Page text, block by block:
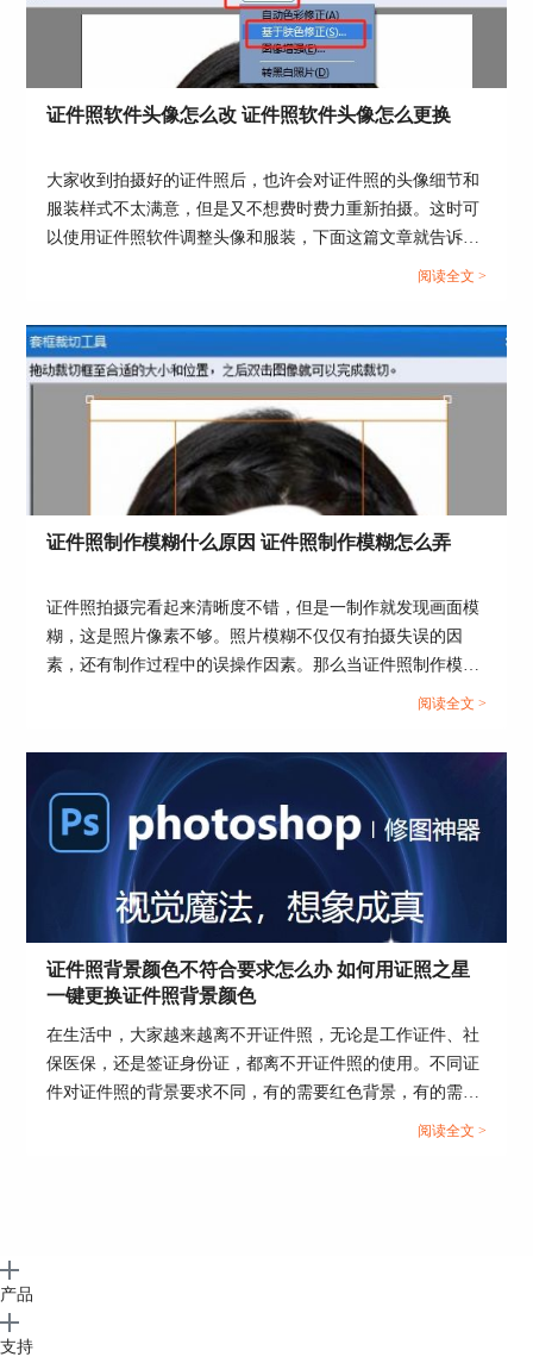
2、选择人像功能，注意不要使用自定义换肤（使
用后APP会自动使用其他美颜效果，有可能会导致
人像失真达不到证件照要求）选择肤色，适当调整
美肤程度。
证件照软件头像怎么改 证件照软件头像怎么更换
大家收到拍摄好的证件照后，也许会对证件照的头像细节和
服装样式不太满意，但是又不想费时费力重新拍摄。这时可
以使用证件照软件调整头像和服装，下面这篇文章就告诉大
家证件照软件头像怎么改，证件照软件头像怎么更换。...
阅读全文 >
证件照制作模糊什么原因 证件照制作模糊怎么弄
证件照拍摄完看起来清晰度不错，但是一制作就发现画面模
糊，这是照片像素不够。照片模糊不仅仅有拍摄失误的因
素，还有制作过程中的误操作因素。那么当证件照制作模糊
了该怎么挽救呢？这篇文章就告诉大家证件照制作模糊什么
阅读全文 >
证件照背景颜色不符合要求怎么办 如何用证照之星
一键更换证件照背景颜色
在生活中，大家越来越离不开证件照，无论是工作证件、社
保医保，还是签证身份证，都离不开证件照的使用。不同证
件对证件照的背景要求不同，有的需要红色背景，有的需要
白色背景，当证件照背景不符合要求该怎么快速更换呢？那
阅读全文 >
产品
支持